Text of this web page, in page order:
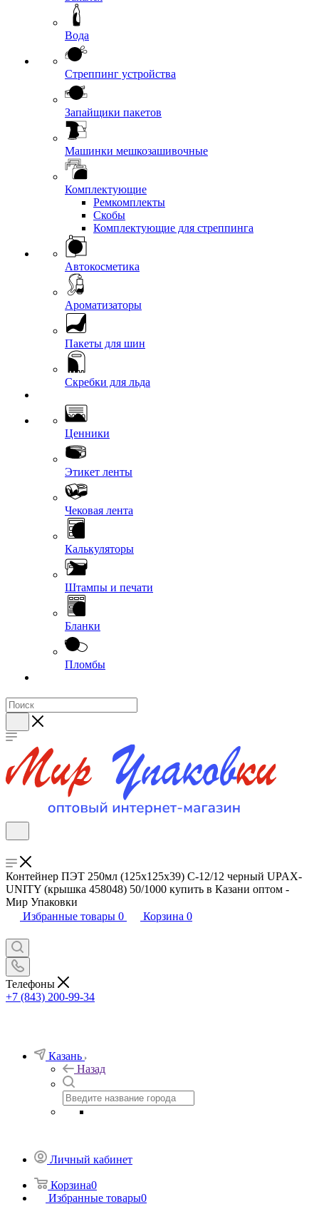
Вода
Стреппинг устройства
Запайщики пакетов
Машинки мешкозашивочные
Комплектующие
Ремкомплекты
Скобы
Комплектующие для стреппинга
Автокосметика
Ароматизаторы
Пакеты для шин
Скребки для льда
Ценники
Этикет ленты
Чековая лента
Калькуляторы
Штампы и печати
Бланки
Пломбы
Контейнер ПЭТ 250мл (125х125х39) С-12/12 черный UPAX-
UNITY (крышка 458048) 50/1000 купить в Казани оптом -
Мир Упаковки
Избранные товары 0 Корзина 0
Телефоны
+7 (843) 200-99-34
Казань
Назад
Личный кабинет
Корзина0
Избранные товары0